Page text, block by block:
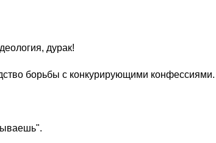
дурак!
борьбы с конкурирующими конфессиями.